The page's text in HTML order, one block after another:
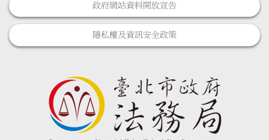
政府網站資料開放宣告
隱私權及資訊安全政策